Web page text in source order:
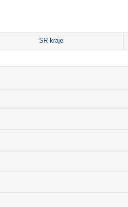
SR kraje